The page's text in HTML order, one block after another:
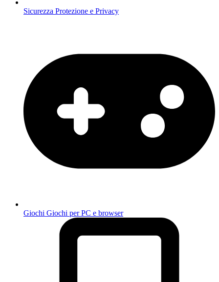
Sicurezza Protezione e Privacy
Giochi Giochi per PC e browser